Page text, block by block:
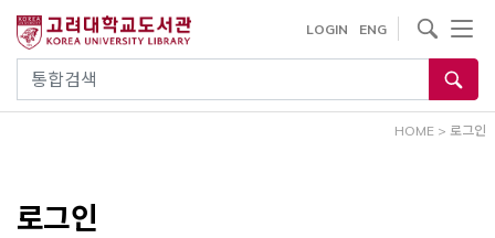
건
통합검색
LOGIN ENG
사이트내 검색
HOME > 로그인
로그인